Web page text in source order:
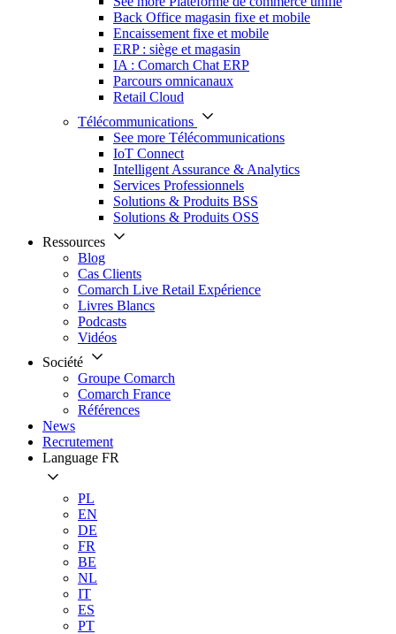
Back Office magasin fixe et mobile
Encaissement fixe et mobile
ERP : siège et magasin
IA : Comarch Chat ERP
Parcours omnicanaux
Retail Cloud
Télécommunications
See more Télécommunications
IoT Connect
Intelligent Assurance & Analytics
Services Professionnels
Solutions & Produits BSS
Solutions & Produits OSS
Ressources
Blog
Cas Clients
Comarch Live Retail Expérience
Livres Blancs
Podcasts
Vidéos
Société
Groupe Comarch
Comarch France
Références
News
Recrutement
Language FR
PL
EN
DE
FR
BE
NL
IT
ES
PT